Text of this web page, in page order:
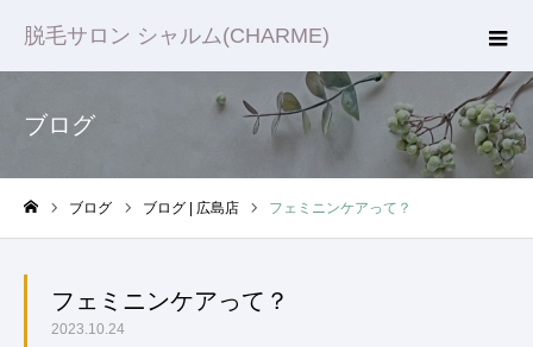
脱毛サロン シャルム(CHARME)
ブログ
ブログ ブログ | 広島店 フェミニンケアって？
フェミニンケアって？
2023.10.24